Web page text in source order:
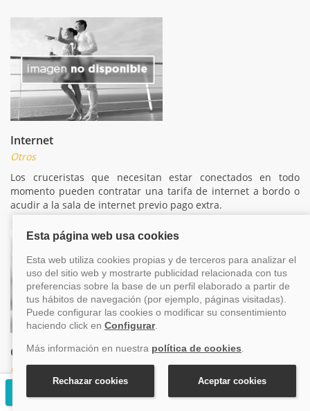
Internet
Otros
Los cruceristas que necesitan estar conectados en todo
momento pueden contratar una tarifa de internet a bordo o
acudir a la sala de internet previo pago extra.
Oficina de excursiones
Otros
Si decides irte de excursión a un puerto de escala en el
último momento, puedes reservarla en la oficina de